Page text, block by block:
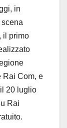
in
il primo
Rai Com, e
20 luglio
Rai